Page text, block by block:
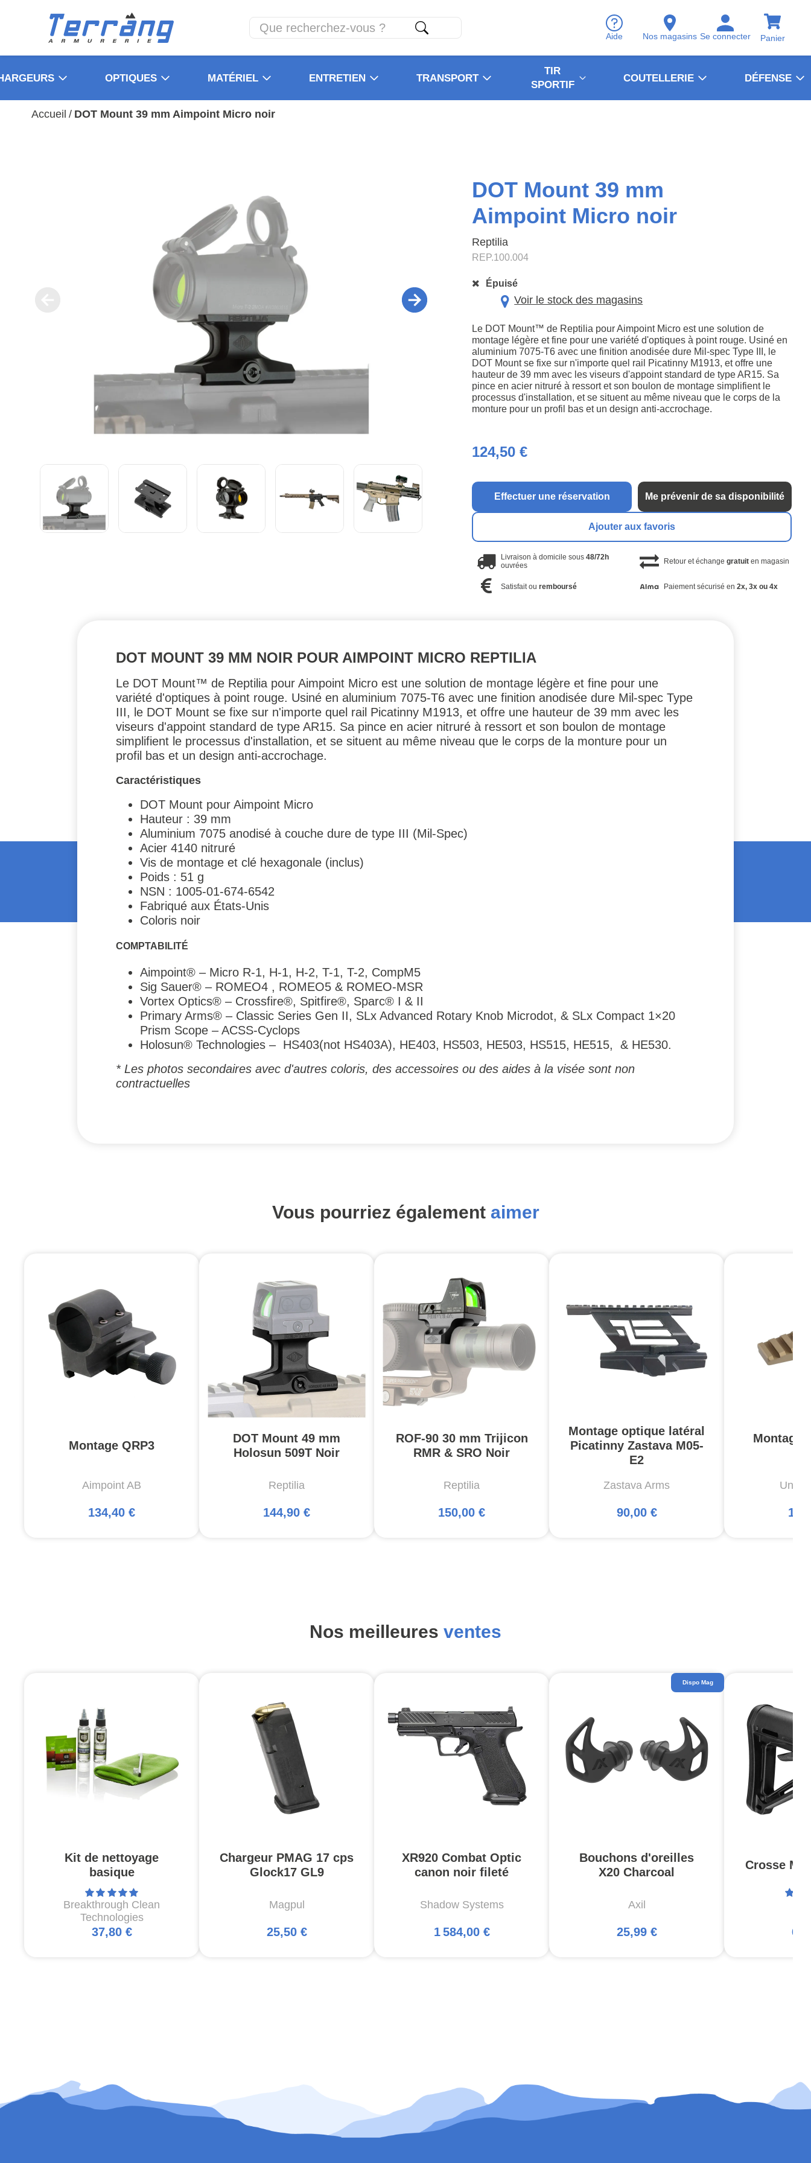
Aide Nos magasins Se connecter Panier
OPTIQUES MATÉRIEL ENTRETIEN TRANSPORT
TIR
SPORTIF
COUTELLERIE DÉFENSE
Accueil / DOT Mount 39 mm Aimpoint Micro noir
DOT Mount 39 mm
Aimpoint Micro noir
Reptilia
REP.100.004
Épuisé
Voir le stock des magasins
Le DOT Mount™ de Reptilia pour Aimpoint Micro est une solution de
montage légère et fine pour une variété d'optiques à point rouge. Usiné en
aluminium 7075-T6 avec une finition anodisée dure Mil-spec Type III, le
DOT Mount se fixe sur n'importe quel rail Picatinny M1913, et offre une
hauteur de 39 mm avec les viseurs d'appoint standard de type AR15. Sa
pince en acier nitruré à ressort et son boulon de montage simplifient le
processus d'installation, et se situent au même niveau que le corps de la
monture pour un profil bas et un design anti-accrochage.
124,50 €
Effectuer une réservation Me prévenir de sa disponibilité
Ajouter aux favoris
Livraison à domicile sous48/72h
ouvrées
Retour et échange gratuiten magasin
Satisfait ouremboursé Paiement sécurisé en 2x, 3x ou 4x
DOT MOUNT 39 MM NOIR POUR AIMPOINT MICRO REPTILIA
Le DOT Mount™ de Reptilia pour Aimpoint Micro est une solution de montage légère et fine pour une
variété d'optiques à point rouge. Usiné en aluminium 7075-T6 avec une finition anodisée dure Mil-spec Type
III, le DOT Mount se fixe sur n'importe quel rail Picatinny M1913, et offre une hauteur de 39 mm avec les
viseurs d'appoint standard de type AR15. Sa pince en acier nitruré à ressort et son boulon de montage
simplifient le processus d'installation, et se situent au même niveau que le corps de la monture pour un
profil bas et un design anti-accrochage.
Caractéristiques
DOT Mount pour Aimpoint Micro
Hauteur : 39 mm
Aluminium 7075 anodisé à couche dure de type III (Mil-Spec)
Acier 4140 nitruré
Vis de montage et clé hexagonale (inclus)
Poids : 51 g
NSN : 1005-01-674-6542
Fabriqué aux États-Unis
Coloris noir
COMPTABILITÉ
Aimpoint® – Micro R-1, H-1, H-2, T-1, T-2, CompM5
Sig Sauer® – ROMEO4 , ROMEO5 & ROMEO-MSR
Vortex Optics® – Crossfire®, Spitfire®, Sparc® I & II
Primary Arms® – Classic Series Gen II, SLx Advanced Rotary Knob Microdot, & SLx Compact 1×20
Prism Scope – ACSS-Cyclops
Holosun® Technologies – HS403(not HS403A), HE403, HS503, HE503, HS515, HE515, & HE530.
* Les photos secondaires avec d'autres coloris, des accessoires ou des aides à la visée sont non
contractuelles
Vous pourriez également aimer
Montage QRP3
Aimpoint AB
134,40 €
DOT Mount 49 mm
Holosun 509T Noir
Reptilia
144,90 €
ROF-90 30 mm Trijicon
RMR & SRO Noir
Reptilia
150,00 €
Montage optique latéral
Picatinny Zastava M05-
E2
Zastava Arms
90,00 €
Montage
Unity
Nos meilleures ventes
Kit de nettoyage
basique
Breakthrough Clean
Technologies
37,80 €
Chargeur PMAG 17 cps
Glock17 GL9
Magpul
25,50 €
XR920 Combat Optic
canon noir fileté
Shadow Systems
1 584,00 €
Bouchons d'oreilles
X20 Charcoal
Axil
25,99 €
Dispo Mag
Crosse